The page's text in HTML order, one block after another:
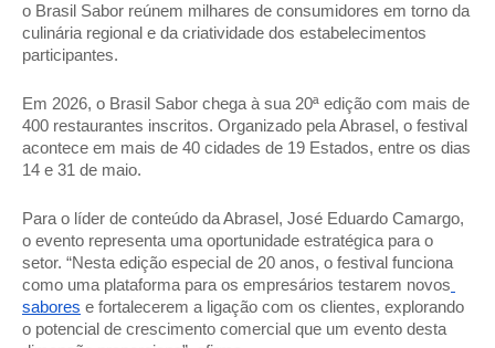
o Brasil Sabor reúnem milhares de consumidores em torno da
culinária regional e da criatividade dos estabelecimentos
participantes.
Em 2026, o Brasil Sabor chega à sua 20ª edição com mais de
400 restaurantes inscritos. Organizado pela Abrasel, o festival
acontece em mais de 40 cidades de 19 Estados, entre os dias
14 e 31 de maio.
Para o líder de conteúdo da Abrasel, José Eduardo Camargo,
o evento representa uma oportunidade estratégica para o
setor. “Nesta edição especial de 20 anos, o festival funciona
como uma plataforma para os empresários testarem novos
sabores e fortalecerem a ligação com os clientes, explorando
o potencial de crescimento comercial que um evento desta